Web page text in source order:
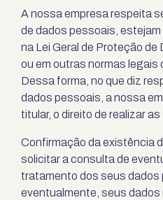
A nossa empresa respeita
de dados pessoais,
na Lei Geral de Proteção
ou em outras normas legais
Dessa forma, no que diz
dados pessoais, a nossa
titular, o direito de realizar
Confirmação da existência
solicitar a consulta de
tratamento dos seus dados
eventualmente, seus dados